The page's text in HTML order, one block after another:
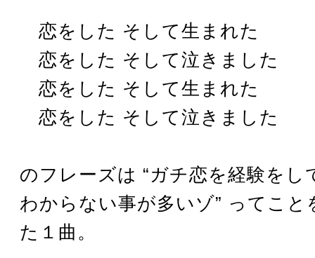
恋をした そして生まれた
恋をした そして泣きました
恋をした そして生まれた
恋をした そして泣きました
のフレーズは “ガチ恋を経験をし
わからない事が多いゾ” ってこと
た１曲。